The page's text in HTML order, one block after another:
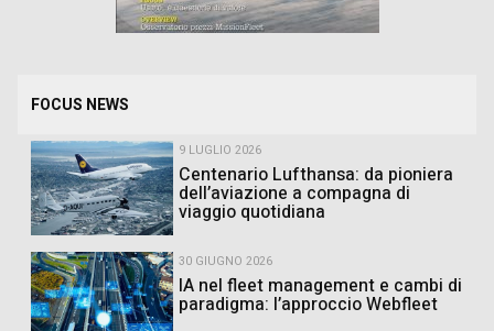
FOCUS NEWS
9 LUGLIO 2026
Centenario Lufthansa: da pioniera
dell’aviazione a compagna di
viaggio quotidiana
30 GIUGNO 2026
IA nel fleet management e cambi di
paradigma: l’approccio Webfleet